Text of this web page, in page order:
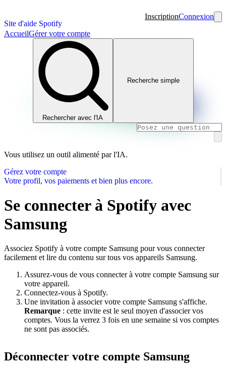
Site d'aide Spotify
InscriptionConnexion
AccueilGérer votre compte
Rechercher avec l'IA
Recherche simple
Vous utilisez un outil alimenté par l'IA.
Gérez votre compte
Votre profil, vos paiements et bien plus encore.
Se connecter à Spotify avec
Samsung
Associez Spotify à votre compte Samsung pour vous connecter
facilement et lire du contenu sur tous vos appareils Samsung.
Assurez-vous de vous connecter à votre compte Samsung sur
votre appareil.
Connectez-vous à Spotify.
Une invitation à associer votre compte Samsung s'affiche.
Remarque : cette invite est le seul moyen d'associer vos
comptes. Vous la verrez 3 fois en une semaine si vos comptes
ne sont pas associés.
Déconnecter votre compte Samsung